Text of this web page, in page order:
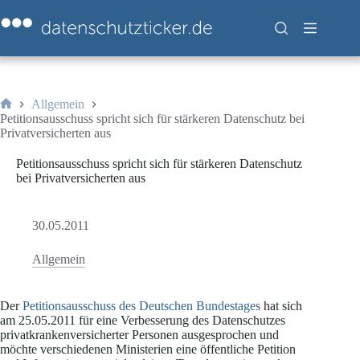
Inhalt
springen
Start
Allgemein
Petitionsausschuss spricht sich für stärkeren Datenschutz bei
Privatversicherten aus
Petitionsausschuss spricht sich für stärkeren Datenschutz
bei Privatversicherten aus
30.05.2011
Allgemein
DerPetitionsausschuss des Deutschen Bundestages hat sich
am 25.05.2011 für eine Verbesserung des Datenschutzes
privatkrankenversicherter Personen ausgesprochen und
möchte verschiedenen Ministerien eine öffentliche Petition